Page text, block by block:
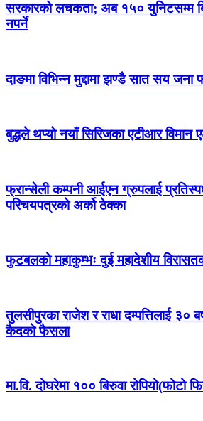
सरकारको लचकता; अब १५० युनिटसम्म
नपर्ने
दाङमा विभिन्न मुद्दामा झण्डै सात सय
बुद्धले थप्यो नयाँ सिरिजका एटीआर विमान
फ्रान्सेली कम्पनी आईएन ग्रुपलाई
परिचयपत्रको अर्को ठेक्का
फुटबलको महाकुम्भः दुई महादेशीय
तुलसीपुरका राजेश र राधा दम्पत्तिलाई ३०
कैदको फैसला
मा.वि. दोघरेमा १०० बिरुवा रोपियो(फोटो